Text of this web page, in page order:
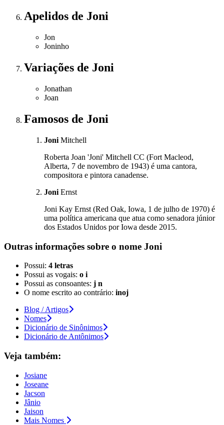
Apelidos de Joni
Jon
Joninho
Variações de Joni
Jonathan
Joan
Famosos de Joni
Joni Mitchell
Roberta Joan 'Joni' Mitchell CC (Fort Macleod,
Alberta, 7 de novembro de 1943) é uma cantora,
compositora e pintora canadense.
Joni Ernst
Joni Kay Ernst (Red Oak, Iowa, 1 de julho de 1970) é
uma política americana que atua como senadora júnior
dos Estados Unidos por Iowa desde 2015.
Outras informações sobre o nome Joni
Possui: 4 letras
Possui as vogais: o i
Possui as consoantes: j n
O nome escrito ao contrário: inoj
Blog / Artigos
Nomes
Dicionário de Sinônimos
Dicionário de Antônimos
Veja também:
Josiane
Joseane
Jacson
Jânio
Jaison
Mais Nomes